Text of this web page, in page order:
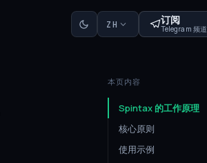
ZH 订阅
Telegram 频道
本页内容
Spintax 的工作原理
核心原则
使用示例